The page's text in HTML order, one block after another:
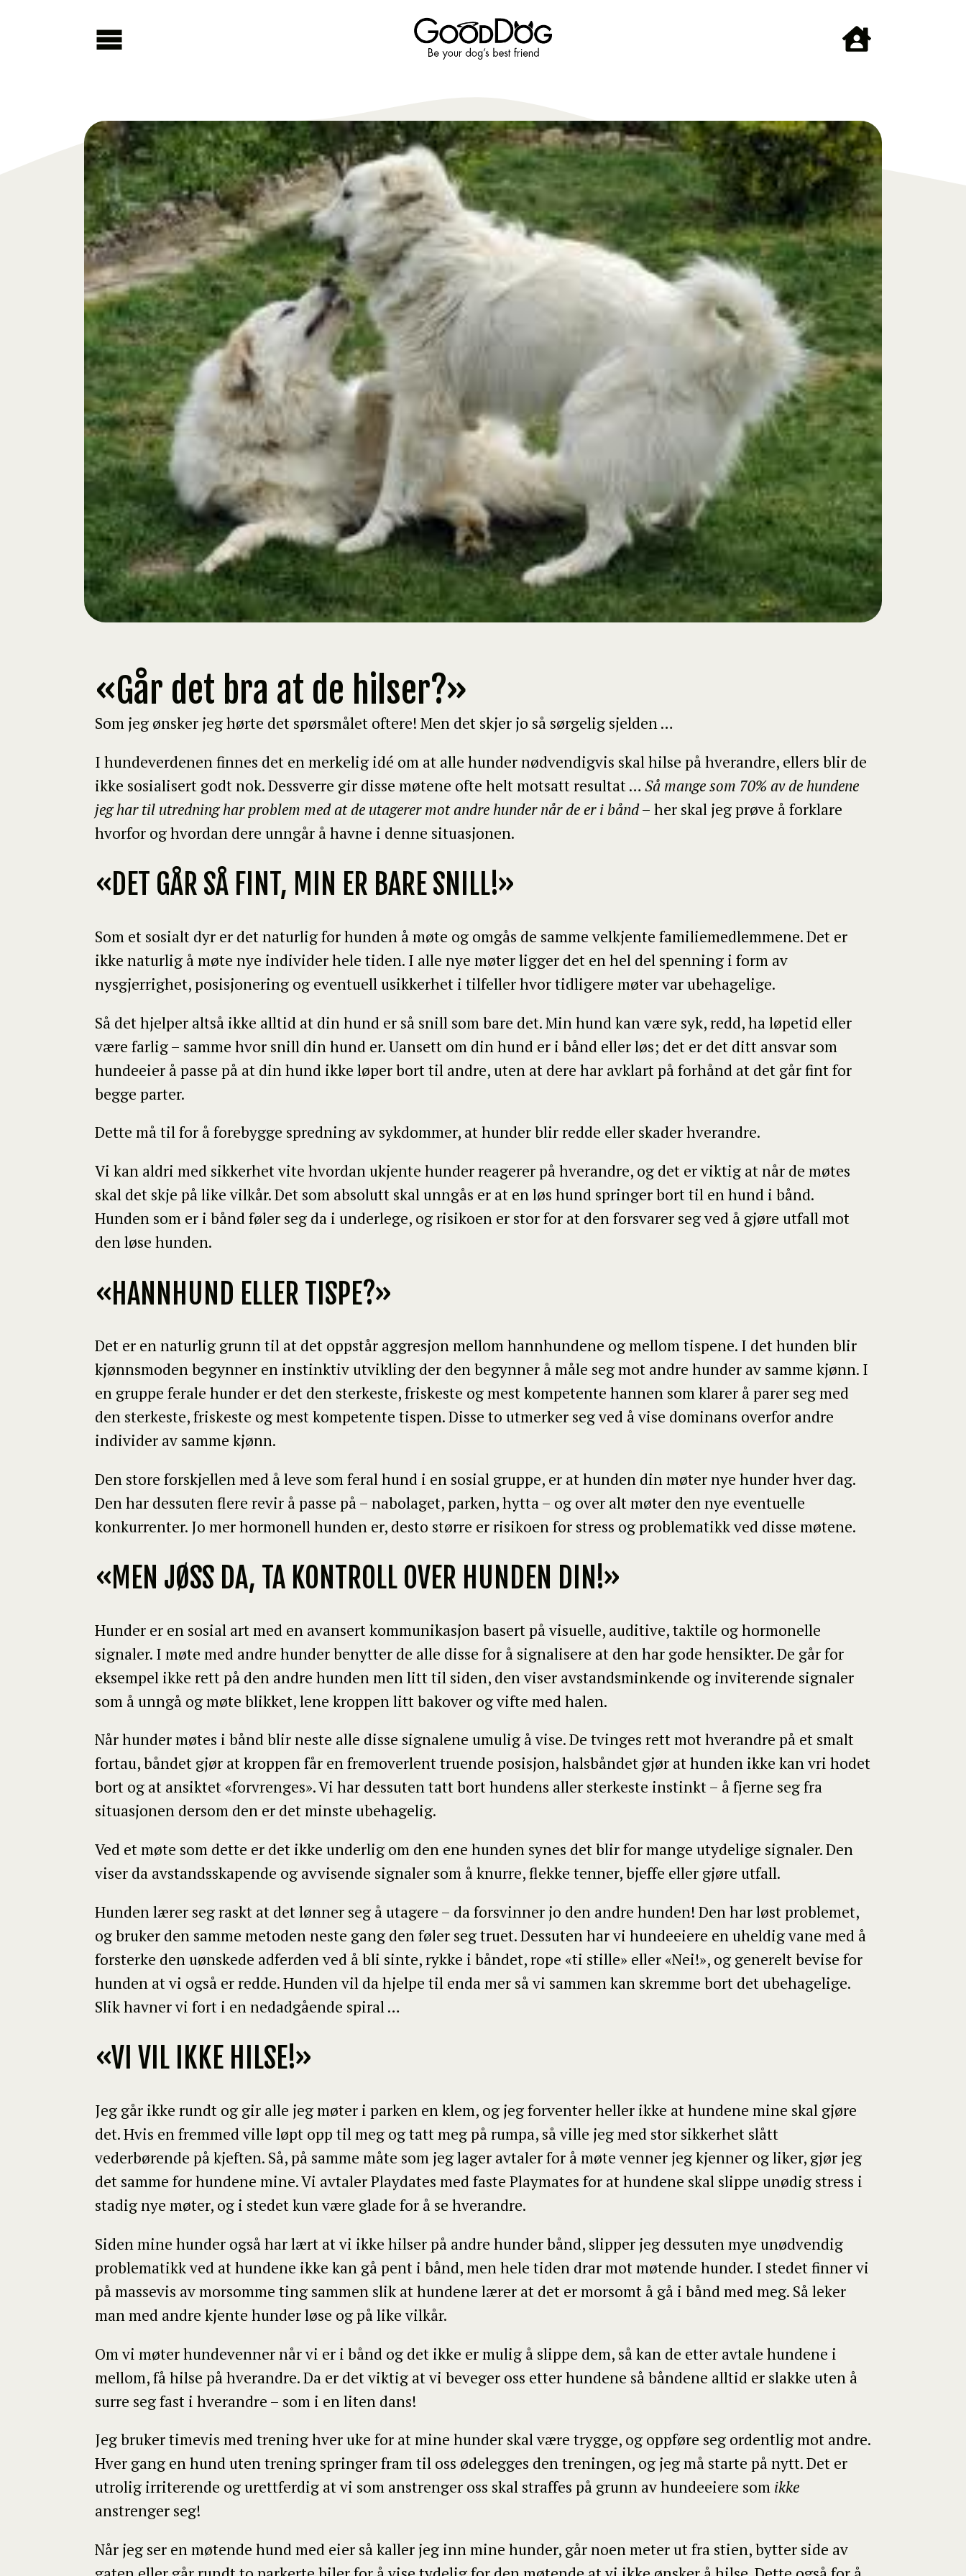
«Går det bra at de hilser?»
Som jeg ønsker jeg hørte det spørsmålet oftere! Men det skjer jo så sørgelig sjelden …
I hundeverdenen finnes det en merkelig idé om at alle hunder nødvendigvis skal hilse på hverandre, ellers blir de
ikke sosialisert godt nok. Dessverre gir disse møtene ofte helt motsatt resultat … Så mange som 70% av de hundene
jeg har til utredning har problem med at de utagerer mot andre hunder når de er i bånd– her skal jeg prøve å forklare
hvorfor og hvordan dere unngår å havne i denne situasjonen.
«DET GÅR SÅ FINT, MIN ER BARE SNILL!»
Som et sosialt dyr er det naturlig for hunden å møte og omgås de samme velkjente familiemedlemmene. Det er
ikke naturlig å møte nye individer hele tiden. I alle nye møter ligger det en hel del spenning i form av
nysgjerrighet, posisjonering og eventuell usikkerhet i tilfeller hvor tidligere møter var ubehagelige.
Så det hjelper altså ikke alltid at din hund er så snill som bare det. Min hund kan være syk, redd, ha løpetid eller
være farlig – samme hvor snill din hund er. Uansett om din hund er i bånd eller løs; det er det ditt ansvar som
hundeeier å passe på at din hund ikke løper bort til andre, uten at dere har avklart på forhånd at det går fint for
begge parter.
Dette må til for å forebygge spredning av sykdommer, at hunder blir redde eller skader hverandre.
Vi kan aldri med sikkerhet vite hvordan ukjente hunder reagerer på hverandre, og det er viktig at når de møtes
skal det skje på like vilkår. Det som absolutt skal unngås er at en løs hund springer bort til en hund i bånd.
Hunden som er i bånd føler seg da i underlege, og risikoen er stor for at den forsvarer seg ved å gjøre utfall mot
den løse hunden.
«HANNHUND ELLER TISPE?»
Det er en naturlig grunn til at det oppstår aggresjon mellom hannhundene og mellom tispene. I det hunden blir
kjønnsmoden begynner en instinktiv utvikling der den begynner å måle seg mot andre hunder av samme kjønn. I
en gruppe ferale hunder er det den sterkeste, friskeste og mest kompetente hannen som klarer å parer seg med
den sterkeste, friskeste og mest kompetente tispen. Disse to utmerker seg ved å vise dominans overfor andre
individer av samme kjønn.
Den store forskjellen med å leve som feral hund i en sosial gruppe, er at hunden din møter nye hunder hver dag.
Den har dessuten flere revir å passe på – nabolaget, parken, hytta – og over alt møter den nye eventuelle
konkurrenter. Jo mer hormonell hunden er, desto større er risikoen for stress og problematikk ved disse møtene.
«MEN JØSS DA, TA KONTROLL OVER HUNDEN DIN!»
Hunder er en sosial art med en avansert kommunikasjon basert på visuelle, auditive, taktile og hormonelle
signaler. I møte med andre hunder benytter de alle disse for å signalisere at den har gode hensikter. De går for
eksempel ikke rett på den andre hunden men litt til siden, den viser avstandsminkende og inviterende signaler
som å unngå og møte blikket, lene kroppen litt bakover og vifte med halen.
Når hunder møtes i bånd blir neste alle disse signalene umulig å vise. De tvinges rett mot hverandre på et smalt
fortau, båndet gjør at kroppen får en fremoverlent truende posisjon, halsbåndet gjør at hunden ikke kan vri hodet
bort og at ansiktet «forvrenges». Vi har dessuten tatt bort hundens aller sterkeste instinkt – å fjerne seg fra
situasjonen dersom den er det minste ubehagelig.
Ved et møte som dette er det ikke underlig om den ene hunden synes det blir for mange utydelige signaler. Den
viser da avstandsskapende og avvisende signaler som å knurre, flekke tenner, bjeffe eller gjøre utfall.
Hunden lærer seg raskt at det lønner seg å utagere – da forsvinner jo den andre hunden! Den har løst problemet,
og bruker den samme metoden neste gang den føler seg truet. Dessuten har vi hundeeiere en uheldig vane med å
forsterke den uønskede adferden ved å bli sinte, rykke i båndet, rope «ti stille» eller «Nei!», og generelt bevise for
hunden at vi også er redde. Hunden vil da hjelpe til enda mer så vi sammen kan skremme bort det ubehagelige.
Slik havner vi fort i en nedadgående spiral …
«VI VIL IKKE HILSE!»
Jeg går ikke rundt og gir alle jeg møter i parken en klem, og jeg forventer heller ikke at hundene mine skal gjøre
det. Hvis en fremmed ville løpt opp til meg og tatt meg på rumpa, så ville jeg med stor sikkerhet slått
vederbørende på kjeften. Så, på samme måte som jeg lager avtaler for å møte venner jeg kjenner og liker, gjør jeg
det samme for hundene mine. Vi avtaler Playdates med faste Playmates for at hundene skal slippe unødig stress i
stadig nye møter, og i stedet kun være glade for å se hverandre.
Siden mine hunder også har lært at vi ikke hilser på andre hunder bånd, slipper jeg dessuten mye unødvendig
problematikk ved at hundene ikke kan gå pent i bånd, men hele tiden drar mot møtende hunder. I stedet finner vi
på massevis av morsomme ting sammen slik at hundene lærer at det er morsomt å gå i bånd med meg. Så leker
man med andre kjente hunder løse og på like vilkår.
Om vi møter hundevenner når vi er i bånd og det ikke er mulig å slippe dem, så kan de etter avtale hundene i
mellom, få hilse på hverandre. Da er det viktig at vi beveger oss etter hundene så båndene alltid er slakke uten å
surre seg fast i hverandre – som i en liten dans!
Jeg bruker timevis med trening hver uke for at mine hunder skal være trygge, og oppføre seg ordentlig mot andre.
Hver gang en hund uten trening springer fram til oss ødelegges den treningen, og jeg må starte på nytt. Det er
utrolig irriterende og urettferdig at vi som anstrenger oss skal straffes på grunn av hundeeiere som ikke
anstrenger seg!
Når jeg ser en møtende hund med eier så kaller jeg inn mine hunder, går noen meter ut fra stien, bytter side av